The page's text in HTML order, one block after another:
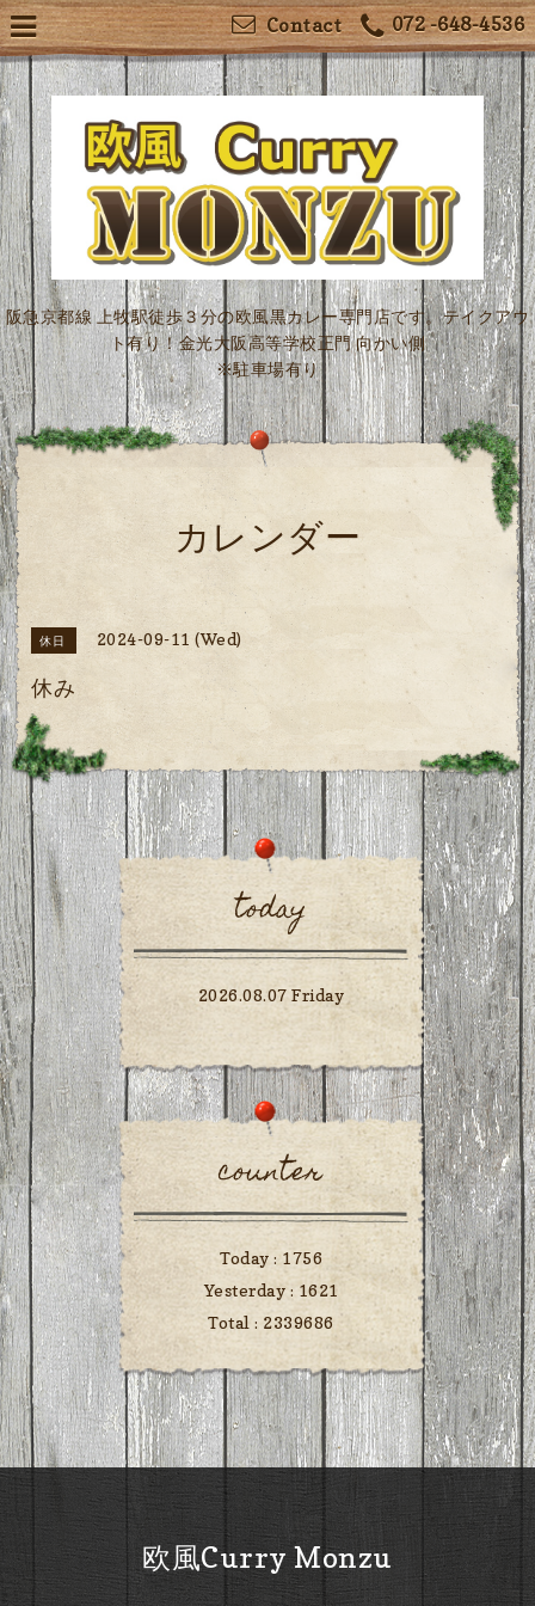
072 -648-4536
Contact
阪急京都線 上牧駅徒歩３分の欧風黒カレー専門店です。テイクアウ
ト有り！金光大阪高等学校正門 向かい側
※駐車場有り
カレンダー
休日 2024-09-11 (Wed)
休み
today
2026.08.07 Friday
counter
Today : 1756
Yesterday : 1621
Total : 2339686
欧風Curry Monzu